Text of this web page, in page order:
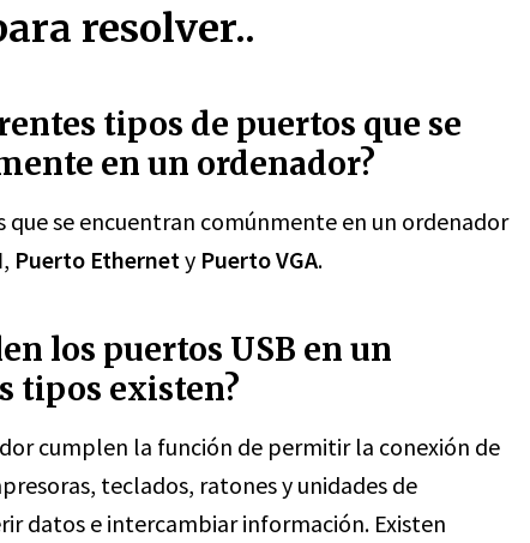
resolver..
tipos de puertos que se
en un ordenador?
se encuentran comúnmente en un ordenador
, Puerto Ethernety Puerto VGA.
los puertos USB en un
tipos existen?
cumplen la función de permitir la conexión de
teclados, ratones y unidades de
datos e intercambiar información. Existen